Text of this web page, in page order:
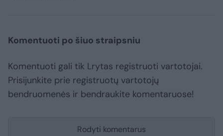
Komentuoti po šiuo straipsniu
Komentuoti gali tik Lrytas registruoti vartotojai.
Prisijunkite prie registruotų vartotojų
bendruomenės ir bendraukite komentaruose!
Rodyti komentarus